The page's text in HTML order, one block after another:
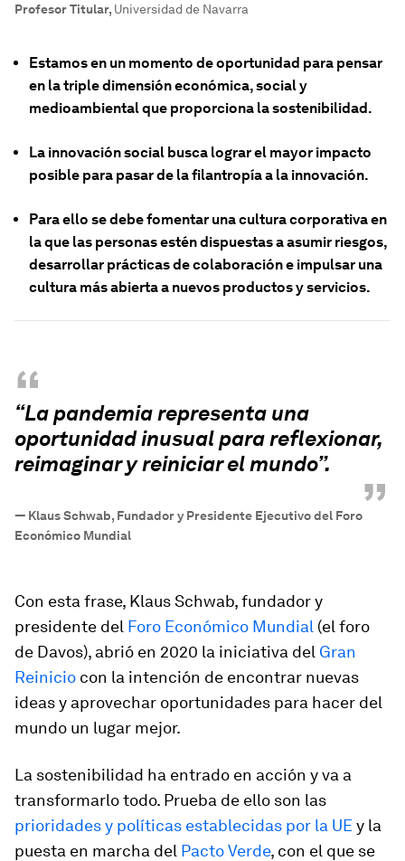
Profesor Titular, Universidad de Navarra
Estamos en un momento de oportunidad para pensar
en la triple dimensión económica, social y
medioambiental que proporciona la sostenibilidad.
La innovación social busca lograr el mayor impacto
posible para pasar de la filantropía a la innovación.
Para ello se debe fomentar una cultura corporativa en
la que las personas estén dispuestas a asumir riesgos,
desarrollar prácticas de colaboración e impulsar una
cultura más abierta a nuevos productos y servicios.
“
“La pandemia representa una
oportunidad inusual para reﬂexionar,
reimaginar y reiniciar el mundo”.
”
— Klaus Schwab, Fundador y Presidente Ejecutivo del Foro
Económico Mundial
Con esta frase, Klaus Schwab, fundador y
presidente del Foro Económico Mundial (el foro
de Davos), abrió en 2020 la iniciativa del Gran
Reinicio con la intención de encontrar nuevas
ideas y aprovechar oportunidades para hacer del
mundo un lugar mejor.
La sostenibilidad ha entrado en acción y va a
transformarlo todo. Prueba de ello son las
prioridades y políticas establecidas por la UEy la
puesta en marcha del Pacto Verde, con el que se